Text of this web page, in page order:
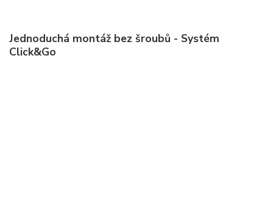
Jednoduchá montáž bez šroubů - Systém
Click&Go